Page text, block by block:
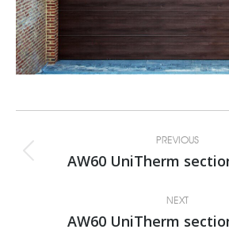
navigation
PREVIOUS
Previous
AW60 UniTherm
NEXT
Next
AW60 UniTherm